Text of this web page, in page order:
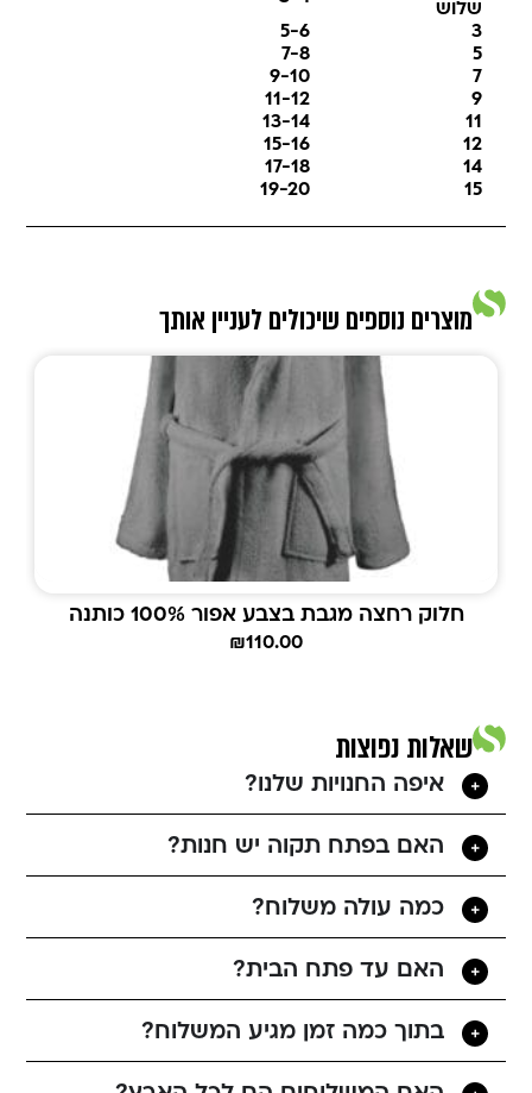
שלוש
3
5-6
5
7-8
7
9-10
9
11-12
11
13-14
12
15-16
14
17-18
15
19-20
מוצרים נוספים שיכולים לעניין אותך
חלוק רחצה מגבת בצבע אפור 100% כותנה
₪110.00
שאלות נפוצות
איפה החנויות שלנו?
האם בפתח תקוה יש חנות?
כמה עולה משלוח?
האם עד פתח הבית?
בתוך כמה זמן מגיע המשלוח?